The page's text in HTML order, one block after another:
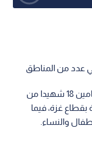
عدد من المناطق
انتشلت طواقم الدفاع المدني، يوم الأربعاء، جثامين 18 شهيدا من
غزة، فيما
والنساء.